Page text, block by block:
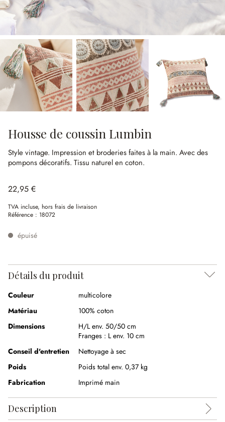
Housse de coussin Lumbin
Style vintage. Impression et broderies faites à la main. Avec des
pompons décoratifs. Tissu naturel en coton.
22,95 €
TVA incluse, hors frais de livraison
Référence : 18072
épuisé
Détails du produit
Couleur
multicolore
Matériau
100% coton
Dimensions
H/L env. 50/50 cm
Franges : L env. 10 cm
Conseil d'entretien
Nettoyage à sec
Poids
Poids total env. 0,37 kg
Fabrication
Imprimé main
Description